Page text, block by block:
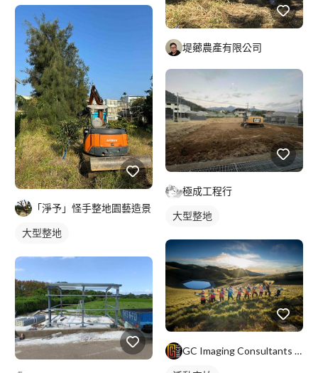
「淨予」怪手整地園藝造景
大型整地
堤薌農產有限公司
極成工程行
大型整地
GC Imaging Consultants Company